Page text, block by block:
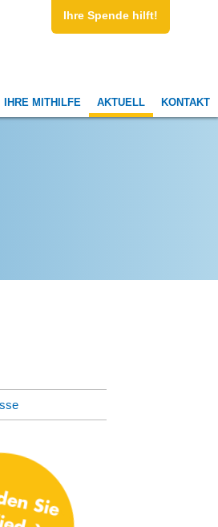
IHRE MITHILFE AKTUELL KONTAKT
Ihre Spende hilft!